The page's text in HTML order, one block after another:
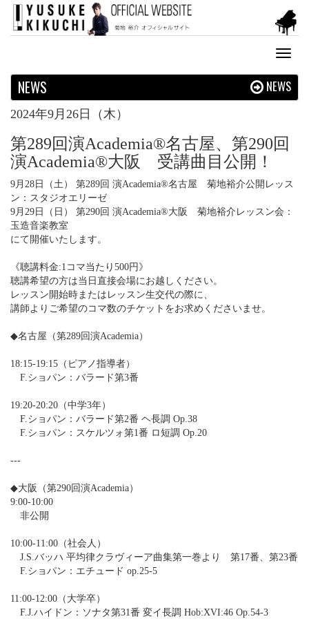
Toggle
NEWS NEWS
2024年9月26日（木）
第289回演Academia®名古屋、第290回
演Academia®大阪 受講曲目公開！
9月28日（土） 第289回 演Academia®名古屋 菊地裕介公開レッス
ン：スタジオエリーゼ
9月29日（日） 第290回 演Academia®大阪 菊地裕介レッスン会：
玉造音楽教室
にて開催いたします。
《聴講料金:1コマ当たり500円》
聴講希望の方は当日直接会場にお越しください。
レッスン開始時またはレッスン生交代の際に、
講師よりご希望のコマ数のチケットをお求めくださいませ。
◆名古屋（第289回演Academia）
18:15-19:15（ピアノ指導者）
F.ショパン：バラード第3番
19:20-20:20（中学3年）
F.ショパン：バラード第2番 ヘ長調 Op.38
F.ショパン：スケルツォ第1番 ロ短調 Op.20
---
◆大阪（第290回演Academia）
9:00-10:00
非公開
10:00-11:00（社会人）
J.S.バッハ 平均律クラヴィーア曲集第一巻より 第17番、第23番
F.ショパン：エチュード op.25-5
11:00-12:00（大学卒）
F.J.ハイドン：ソナタ第31番 変イ長調 Hob:XVI:46 Op.54-3